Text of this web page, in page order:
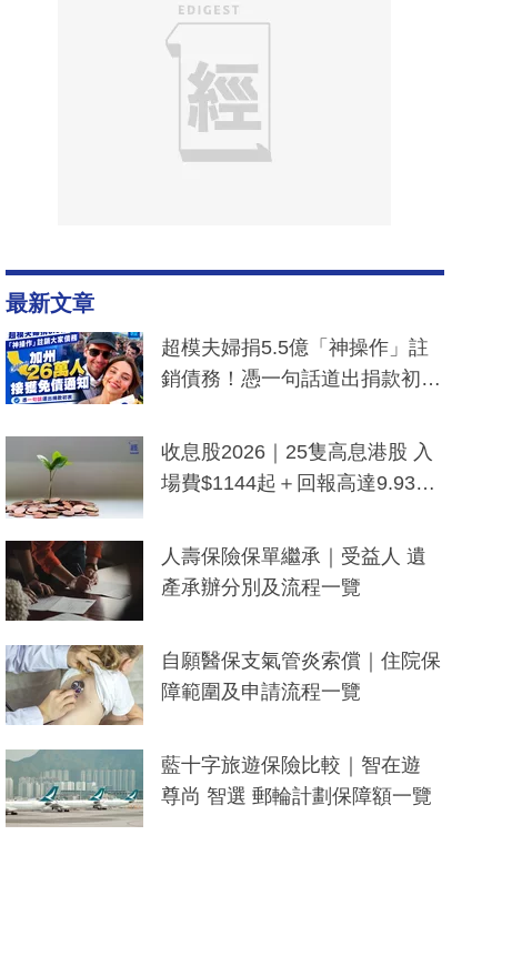
最新文章
超模夫婦捐5.5億「神操作」註
銷債務！憑一句話道出捐款初
一度被誤當詐騙手段
收息股2026｜25隻高息港股 入
場費$1144起＋回報高達9.93
人壽保險保單繼承｜受益人 遺
產承辦分別及流程一覽
自願醫保支氣管炎索償｜住院保
障範圍及申請流程一覽
藍十字旅遊保險比較｜智在遊
尊尚 智選 郵輪計劃保障額一覽